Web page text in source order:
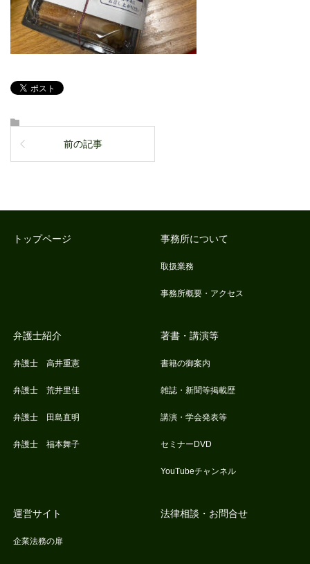
前の記事
トップページ 事務所について
取扱業務
事務所概要・アクセス
弁護士紹介
弁護士 高井重憲
弁護士 荒井里佳
弁護士 田島直明
弁護士 福本舞子
著書・講演等
書籍の御案内
雑誌・新聞等掲載歴
講演・学会発表等
セミナーDVD
YouTubeチャンネル
運営サイト
企業法務の扉
法律相談・お問合せ